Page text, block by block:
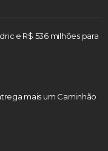
e R$ 536 milhões para
mais um Caminhão